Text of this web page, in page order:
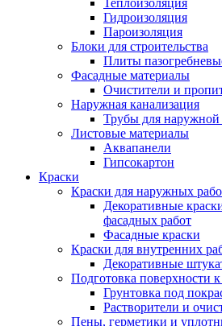
Теплоизоляция
Гидроизоляция
Пароизоляция
Блоки для строительства
Плиты
Фасадные материалы
Очистители и
Наружная канализация
Трубы для наружной
Листовые материалы
Аквапанели
Гипсокартон
Краски
Краски для наружных
Декоративные
фасадных работ
Фасадные краски
Краски для внутренних
Декоративные
Подготовка поверхности
Грунтовка под
Растворители и
Пены, герметики и